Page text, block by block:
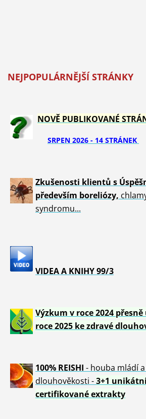
NEJPOPULÁRNĚJŠÍ STRÁNKY
NOVĚ PUBLIKOVANÉ
SRPEN 2026 - 14 STRÁNEK
Zkušenosti klientů s
především boreliózy,
syndromu...
VIDEA A KNIHY 99/3
Výzkum v roce 2024
roce 2025 ke zdravé
100% REISHI - houba mládí
dlouhověkosti -3+1
certifikované extrakty